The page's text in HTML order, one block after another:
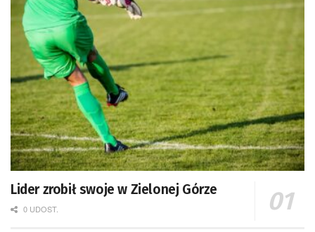
Lider zrobił swoje w Zielonej Górze
0 UDOST.